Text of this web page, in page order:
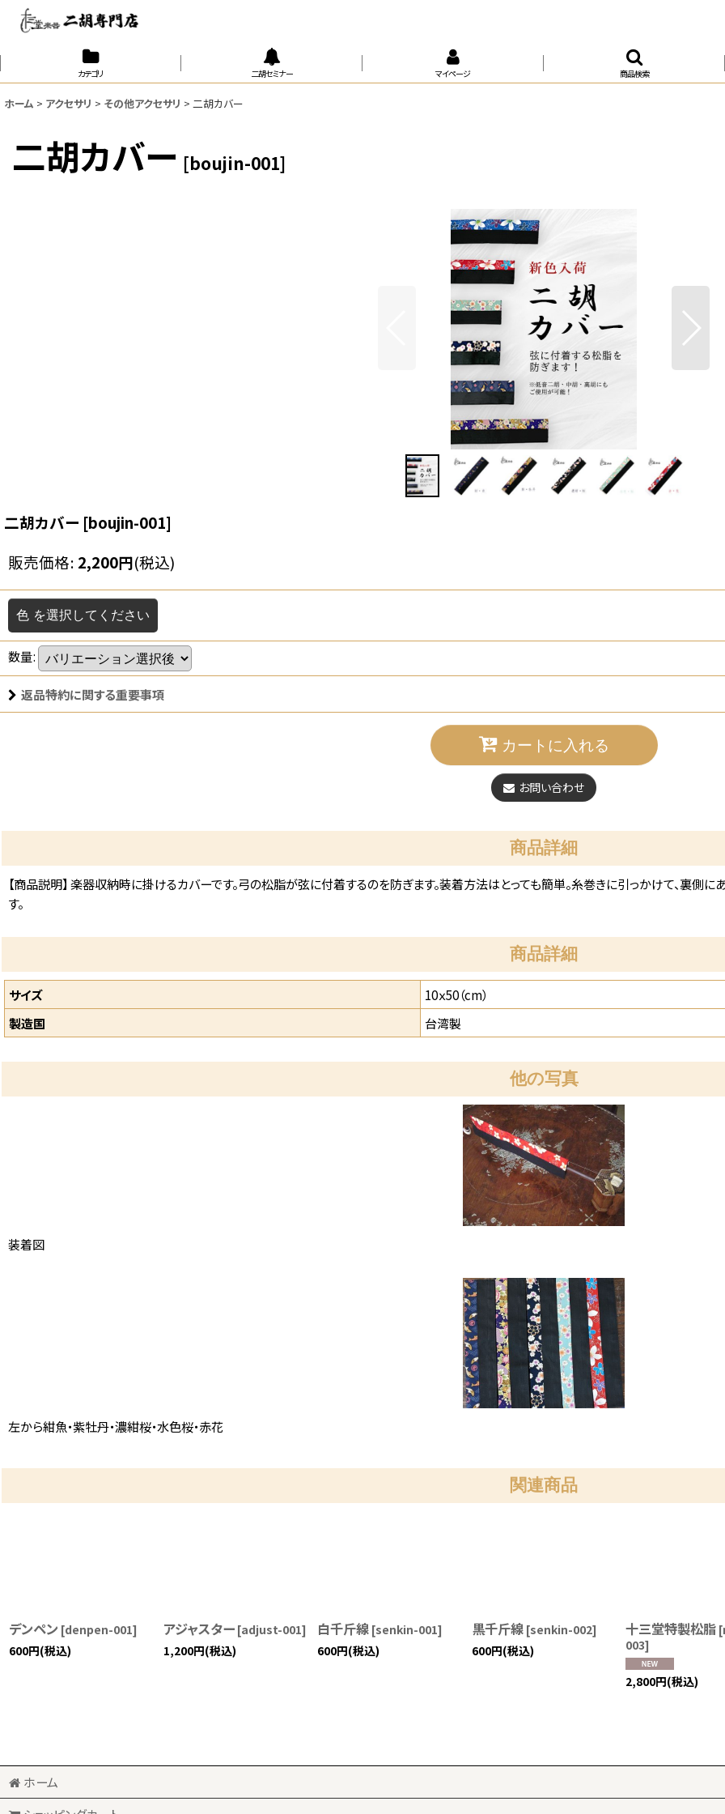
カテゴリ 二胡セミナー マイページ 商品検索
ホーム > アクセサリ > その他アクセサリ > 二胡カバー
二胡カバー [boujin-001]
二胡カバー [boujin-001]
販売価格: 2,200円(税込)
色 を選択してください
数量:
返品特約に関する重要事項
カートに入れる
お問い合わせ
商品詳細
【商品説明】 楽器収納時に掛けるカバーです。弓の松脂が弦に付着するのを防ぎます。装着方法はとっても簡単。糸巻きに引っかけて、裏側
す。
商品詳細
サイズ
10ｘ50（cm）
製造国
台湾製
他の写真
装着図
左から紺魚・紫牡丹・濃紺桜・水色桜・赤花
関連商品
デンペン [denpen-001]
600円(税込)
アジャスター [adjust-001]
1,200円(税込)
白千斤線 [senkin-001]
600円(税込)
黒千斤線 [senkin-002]
600円(税込)
十三堂特製松脂 [
003]
2,800円(税込)
ホーム